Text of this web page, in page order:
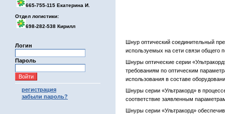
665-755-115 Екатерина И.
Отдел логистики:
698-282-538 Кирилл
Логин
Пароль
регистрация
забыли пароль?
Шнур оптический соединительный
используемых на сети связи общего
Шнуры оптические серии
требованиям по оптическим
использования в составе
Шнуры серии «Ультракорд» в
соответствие заявленным
Шнуры серии «Ультракорд»